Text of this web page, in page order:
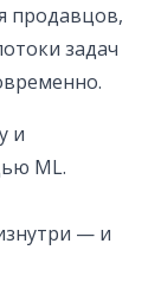
продавцов,
задач
и
ML.
— и